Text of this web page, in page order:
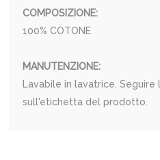
COMPOSIZIONE:
100% COTONE
MANUTENZIONE:
Lavabile in lavatrice.
sull'etichetta del prodotto.